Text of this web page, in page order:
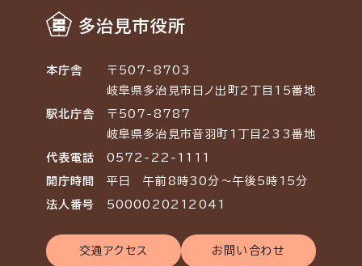
多治見市役所
本庁舎
〒507-8703
岐阜県多治見市日ノ出町2丁目15番地
駅北庁舎
〒507-8787
岐阜県多治見市音羽町1丁目233番地
代表電話 0572-22-1111
開庁時間 平日 午前8時30分～午後5時15分
法人番号 5000020212041
交通アクセス お問い合わせ